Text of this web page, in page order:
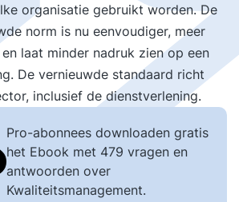
organisatie gebruikt worden. De
norm is nu eenvoudiger, meer
laat minder nadruk zien op een
De vernieuwde standaard richt
inclusief de dienstverlening.
Pro-abonnees downloaden gratis
het Ebook met 479 vragen en
antwoorden over
Kwaliteitsmanagement.